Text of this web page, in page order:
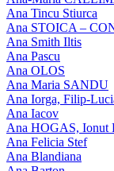
Ana Tincu Stiurca
Ana STOICA –
Ana Smith Iltis
Ana Pascu
Ana OLOS
Ana Maria SANDU
Ana Iorga, Filip-
Ana Iacov
Ana HOGAS, Ionut
Ana Felicia Stef
Ana Blandiana